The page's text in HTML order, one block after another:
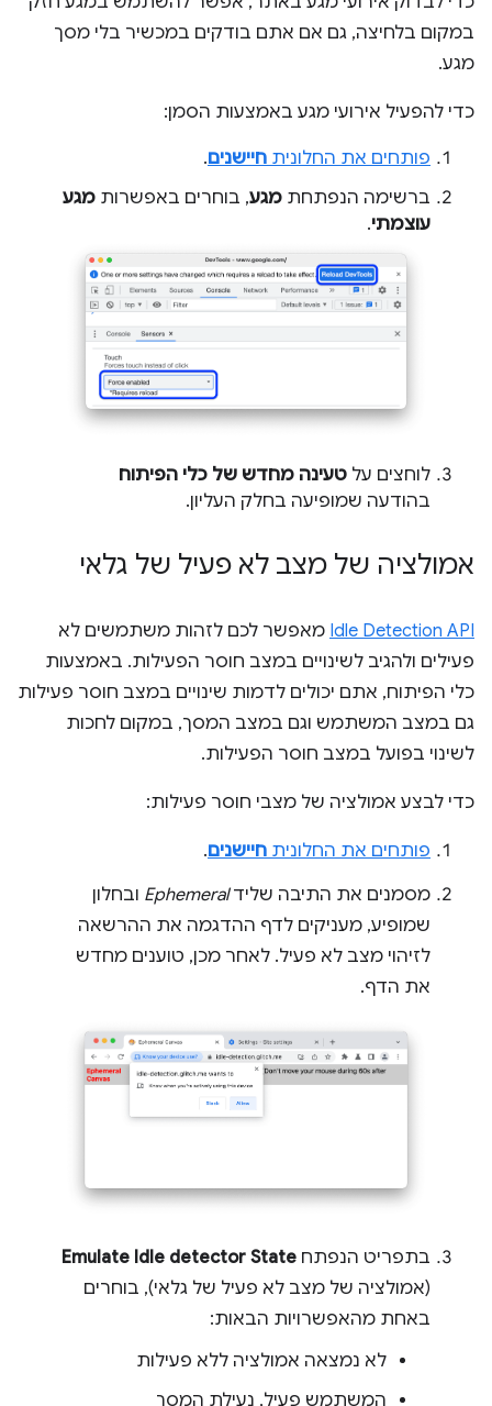
במקום בלחיצה, גם אם אתם בודקים במכשיר בלי מסך
מגע.
כדי להפעיל אירועי מגע באמצעות הסמן:
פותחים את החלונית חיישנים.
ברשימה הנפתחת מגע, בוחרים באפשרות מגע
עוצמתי.
לוחצים על טעינה מחדש של כלי הפיתוח
בהודעה שמופיעה בחלק העליון.
אמולציה של מצב לא פעיל של גלאי
Idle Detection API מאפשר לכם לזהות משתמשים לא
פעילים ולהגיב לשינויים במצב חוסר הפעילות. באמצעות
כלי הפיתוח, אתם יכולים לדמות שינויים במצב חוסר פעילות
גם במצב המשתמש וגם במצב המסך, במקום לחכות
לשינוי בפועל במצב חוסר הפעילות.
כדי לבצע אמולציה של מצבי חוסר פעילות:
פותחים את החלונית חיישנים.
מסמנים את התיבה שלידEphemeral ובחלון
שמופיע, מעניקים לדף ההדגמה את ההרשאה
לזיהוי מצב לא פעיל. לאחר מכן, טוענים מחדש
את הדף.
בתפריט הנפתח Emulate Idle detector State
(אמולציה של מצב לא פעיל של גלאי), בוחרים
באחת מהאפשרויות הבאות:
לא נמצאה אמולציה ללא פעילות
המשתמש פעיל, נעילת המסך